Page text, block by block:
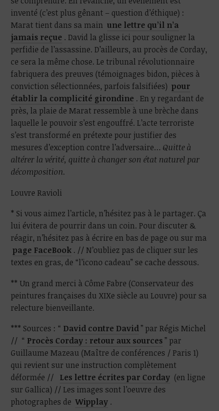
inventé (c’est plus gênant – question d’éthique) :
Marat tient dans sa main une lettre qu’il n’a
jamais reçue . David la glisse ici pour souligner la
perfidie de l’assassine. D’ailleurs, au procès de Corday,
ce sera la même chose. Le tribunal révolutionnaire
fabriquera des preuves (témoignages bidon, pièces à
conviction sélectionnées, parfois falsifiées) pour
établir la complicité girondine . En y regardant de
près, la plaie de Marat ressemble à une brèche dans
laquelle le pouvoir s’est engouffré. L’acte terroriste
s’est transformé en prétexte pour justifier des
mesures d’exception contre l’adversaire…Quitte à
altérer la vérité, quitte à changer son état naturel par
décomposition.
Louvre Ravioli
* Si vous aimez l’article, n’hésitez pas à le partager. Ça
lui évitera de pourrir dans un coin. Pour discuter &
réagir, n’hésitez pas à écrire en bas de page ou sur ma
page FaceBook . // N’oubliez pas de cliquer sur les
textes en gras, de “l’icono cadeau” se cache dessous.
** Un grand merci à Côme Fabre (Conservateur des
peintures françaises du XIXe siècle au Louvre) pour sa
relecture bienveillante.
*** Sources : “ David contre David ” par Régis Michel
// “ Procès Corday : retour aux sources ” par
Guillaume Mazeau (Maître de conférences / Paris 1)
qui revient sur une instruction complètement
déformée // Les lettre écrites par Corday (en ligne
sur Gallica) // Les images sont l’oeuvre des
photographes de Wipplay .